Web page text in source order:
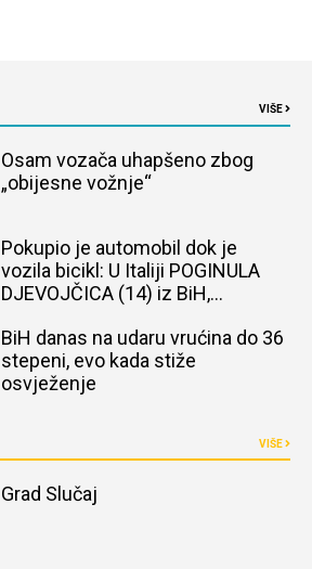
VIŠE
Osam vozača uhapšeno zbog
„obijesne vožnje“
Pokupio je automobil dok je
vozila bicikl: U Italiji POGINULA
DJEVOJČICA (14) iz BiH,
BiH danas na udaru vrućina do 36
stepeni, evo kada stiže
osvježenje
VIŠE
Grad Slučaj